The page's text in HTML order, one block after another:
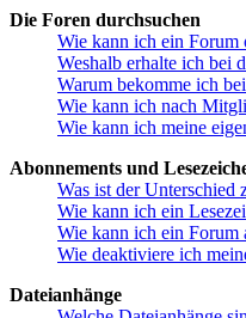
Die Foren durchsuchen
Wie kann ich ein Forum
Weshalb erhalte ich bei
Warum bekomme ich
Wie kann ich nach
Wie kann ich meine
Abonnements und
Was ist der Unterschied
Wie kann ich ein
Wie kann ich ein Forum
Wie deaktiviere ich
Dateianhänge